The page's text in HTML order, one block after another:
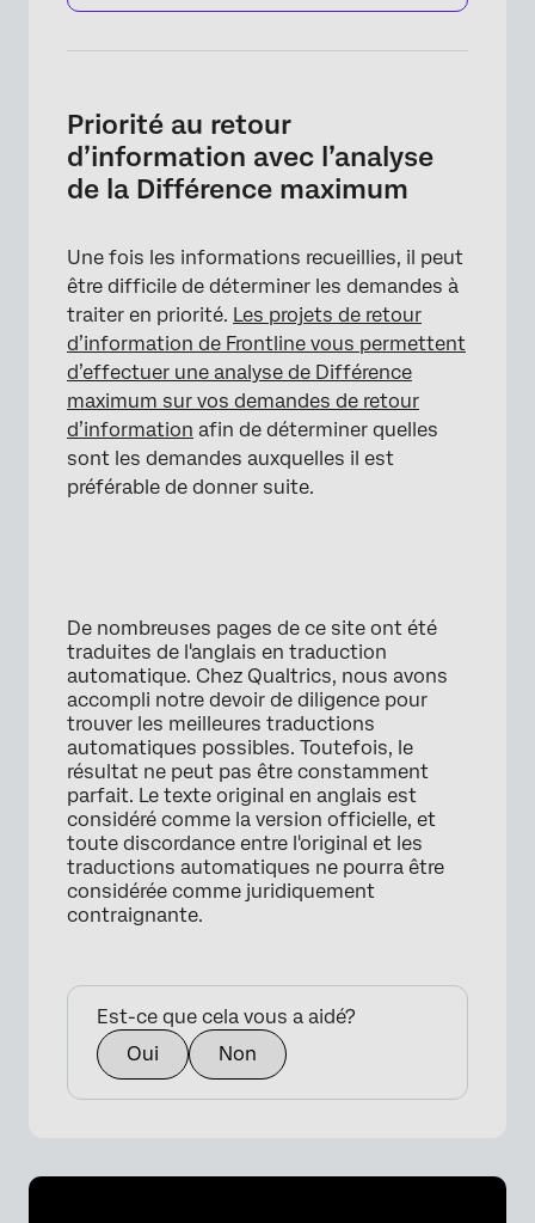
Priorité au retour
d’information avec l’analyse
de la Différence maximum
Une fois les informations recueillies, il peut
être difficile de déterminer les demandes à
traiter en priorité. Les projets de retour
d’information de Frontline vous permettent
d’effectuer une analyse de Différence
maximum sur vos demandes de retour
d’information afin de déterminer quelles
sont les demandes auxquelles il est
préférable de donner suite.
De nombreuses pages de ce site ont été
traduites de l'anglais en traduction
automatique. Chez Qualtrics, nous avons
accompli notre devoir de diligence pour
trouver les meilleures traductions
automatiques possibles. Toutefois, le
résultat ne peut pas être constamment
parfait. Le texte original en anglais est
considéré comme la version officielle, et
toute discordance entre l'original et les
traductions automatiques ne pourra être
considérée comme juridiquement
contraignante.
Est-ce que cela vous a aidé?
Oui
Non